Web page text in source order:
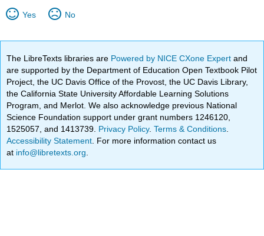
Yes No
The LibreTexts libraries are Powered by NICE CXone Expertand
are supported by the Department of Education Open Textbook Pilot
Project, the UC Davis Office of the Provost, the UC Davis Library,
the California State University Affordable Learning Solutions
Program, and Merlot. We also acknowledge previous National
Science Foundation support under grant numbers 1246120,
1525057, and 1413739. Privacy Policy.Terms & Conditions
Accessibility Statement . For more information contact us
at info@libretexts.org